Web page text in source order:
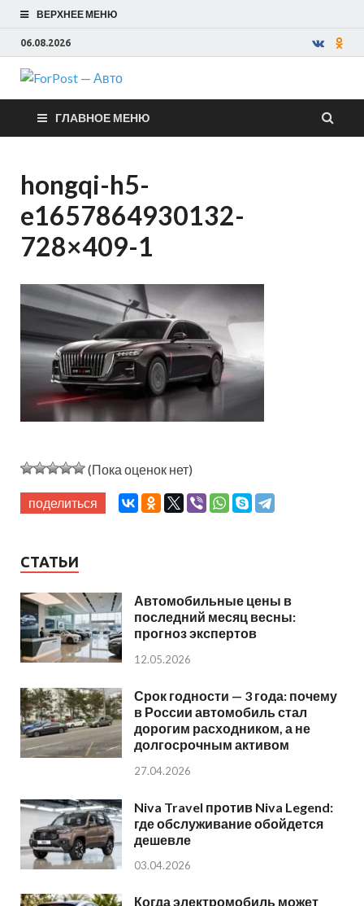
ВЕРХНЕЕ МЕНЮ
06.08.2026
ForPost —
Авто
ГЛАВНОЕ МЕНЮ
hongqi-h5-
e1657864930132-
728×409-1
(Пока оценок нет)
поделиться
СТАТЬИ
Автомобильные цены в
последний месяц весны:
прогноз экспертов
12.05.2026
Срок годности — 3 года: почему
в России автомобиль стал
дорогим расходником, а не
долгосрочным активом
27.04.2026
Niva Travel против Niva Legend:
где обслуживание обойдется
дешевле
03.04.2026
Когда электромобиль может